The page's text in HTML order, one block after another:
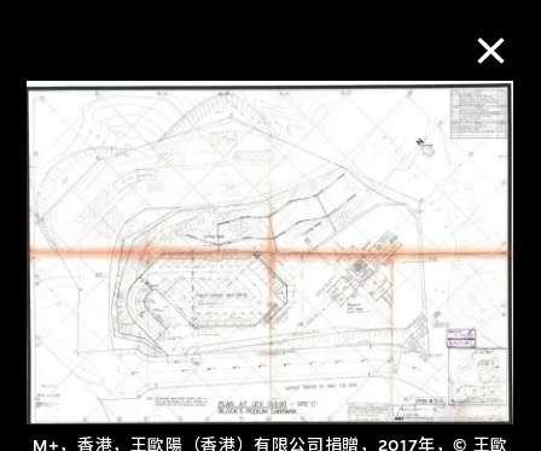
M+，香港，王歐陽（香港）有限公司捐贈，2017年，© 王歐
M+藏品
进一步筛选
关于M+藏品